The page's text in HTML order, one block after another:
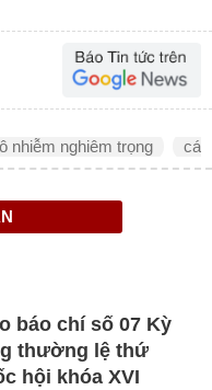
ô nhiễm nghiêm trọng cá
báo chí số 07 Kỳ
thường lệ thứ
hội khóa XVI